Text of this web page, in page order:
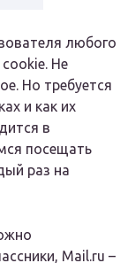
любого
Не
Но требуется
и как их
в
посещать
раз на
Mail.ru –